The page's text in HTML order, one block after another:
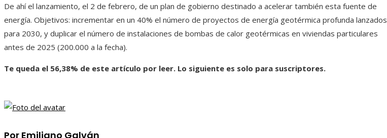
De ahí el lanzamiento, el 2 de febrero, de un plan de gobierno destinado a acelerar también esta fuente de
energía. Objetivos: incrementar en un 40% el número de proyectos de energía geotérmica profunda lanzados
para 2030, y duplicar el número de instalaciones de bombas de calor geotérmicas en viviendas particulares
antes de 2025 (200.000 a la fecha).
Te queda el 56,38% de este artículo por leer. Lo siguiente es solo para suscriptores.
Por Emiliano Galván